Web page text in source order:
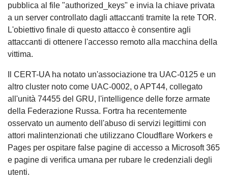
pubblica al file "authorized_keys" e invia la chiave privata
a un server controllato dagli attaccanti tramite la rete TOR.
L'obiettivo finale di questo attacco è consentire agli
attaccanti di ottenere l'accesso remoto alla macchina della
vittima.
Il CERT-UA ha notato un'associazione tra UAC-0125 e un
altro cluster noto come UAC-0002, o APT44, collegato
all'unità 74455 del GRU, l'intelligence delle forze armate
della Federazione Russa. Fortra ha recentemente
osservato un aumento dell'abuso di servizi legittimi con
attori malintenzionati che utilizzano Cloudflare Workers e
Pages per ospitare false pagine di accesso a Microsoft 365
e pagine di verifica umana per rubare le credenziali degli
utenti.